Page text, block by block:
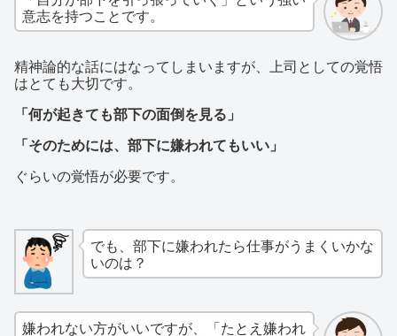
意志を持つことです。
精神論的な話にはなってしまいますが、上司としての覚悟
はとても大切です。
「何が起きても部下の面倒を見る」
「そのためには、部下に嫌われてもいい」
ぐらいの覚悟が必要です。
でも、部下に嫌われたら仕事がうまくいかな
いのは？
嫌われない方がいいですが、「たとえ嫌われ